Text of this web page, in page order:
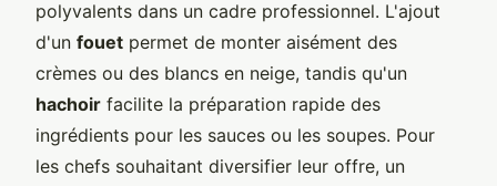
polyvalents dans un cadre professionnel. L'ajout
d'un fouet permet de monter aisément des
crèmes ou des blancs en neige, tandis qu'un
hachoir facilite la préparation rapide des
ingrédients pour les sauces ou les soupes. Pour
les chefs souhaitant diversifier leur offre, un